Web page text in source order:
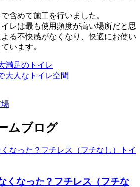
含めて施工を行いました。
レは最も使用頻度が高い場所だと思
る不快感がなくなり、快適にお使い
います。
満足のトイレ
大人なトイレ空間
ムブログ
くなった？フチレス（フチな